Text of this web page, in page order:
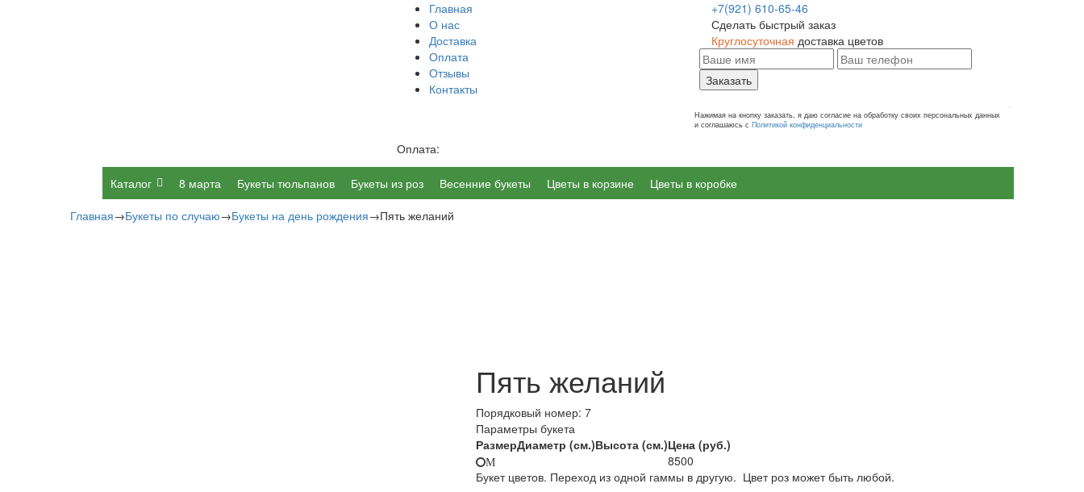
Главная
О нас
Доставка
Оплата
Отзывы
Контакты
Оплата:
+7(921) 610-65-46
Сделать быстрый заказ
Круглосуточная доставка цветов
Заказать
Нажимая на кнопку заказать, я даю согласие на обработку своих персональных данных
и соглашаюсь с Политикой конфиденциальности
Каталог 8 марта Букеты тюльпанов Букеты из роз Весенние букеты Цветы в корзине
Цветы в коробке
Главная→Букеты по случаю→Букеты на день рождения→Пять желаний
Пять желаний
Порядковый номер: 7
Параметры букета
РазмерДиаметр (см.)Высота (см.)Цена (руб.)
M
8500
Букет цветов. Переход из одной гаммы в другую. Цвет роз может быть любой.